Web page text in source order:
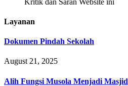
Layanan
Dokumen Pindah Sekolah
August 21, 2025
Alih Fungsi Musola Menjadi Masjid